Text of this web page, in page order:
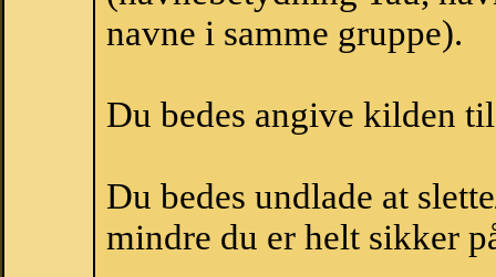
navne i samme gruppe).
Du bedes angive kilden
Du bedes undlade at
mindre du er helt sikker